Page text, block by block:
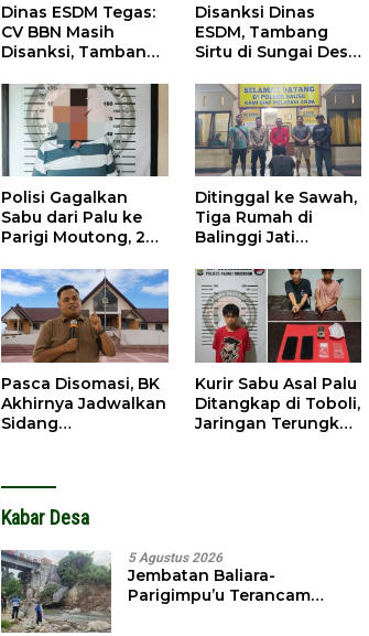
Dinas ESDM Tegas:
CV BBN Masih
Disanksi, Tambang
Dilarang Beroperasi
Disanksi Dinas
ESDM, Tambang
Sirtu di Sungai Desa
Polisi Gagalkan
Sabu dari Palu ke
Parigi Moutong, 2
Ditangkap
Ditinggal ke Sawah,
Tiga Rumah di
Balinggi Jati
Ditangkap Dini Hari
Pasca Disomasi, BK
Akhirnya Jadwalkan
Sidang
Kurir Sabu Asal Palu
Ditangkap di Toboli,
Jaringan Terungkap
Kabar Desa
5 Agustus 2026
Jembatan Baliara-
Parigimpu’u Terancam